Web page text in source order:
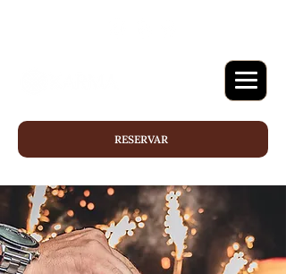
RESERVAR